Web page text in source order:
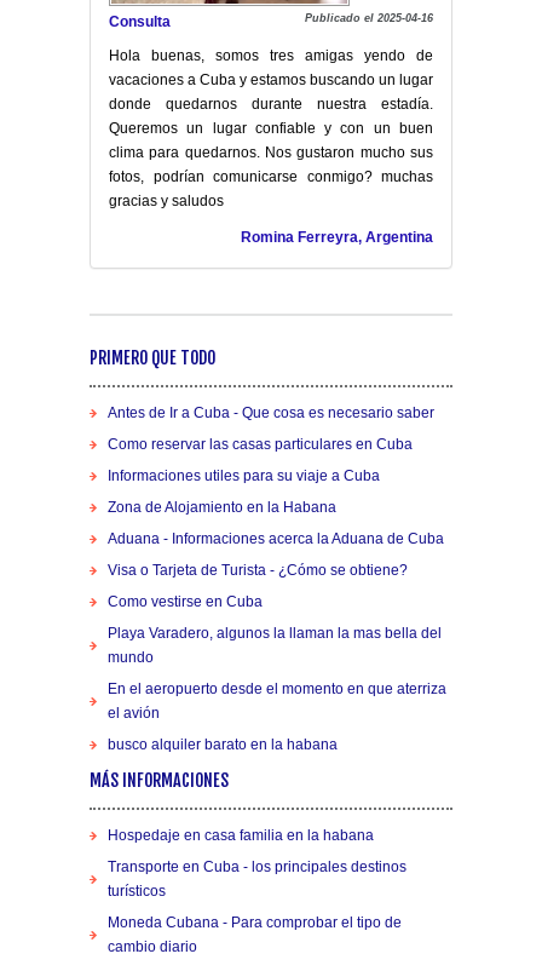
Publicado el 2025-04-16
Consulta
Hola buenas, somos tres amigas yendo de
vacaciones a Cuba y estamos buscando un lugar
donde quedarnos durante nuestra estadía.
Queremos un lugar confiable y con un buen
clima para quedarnos. Nos gustaron mucho sus
fotos, podrían comunicarse conmigo? muchas
gracias y saludos
Romina Ferreyra, Argentina
PRIMERO QUE TODO
Antes de Ir a Cuba - Que cosa es necesario saber
Como reservar las casas particulares en Cuba
Informaciones utiles para su viaje a Cuba
Zona de Alojamiento en la Habana
Aduana - Informaciones acerca la Aduana de Cuba
Visa o Tarjeta de Turista - ¿Cómo se obtiene?
Como vestirse en Cuba
Playa Varadero, algunos la llaman la mas bella del
mundo
En el aeropuerto desde el momento en que aterriza
el avión
busco alquiler barato en la habana
MÁS INFORMACIONES
Hospedaje en casa familia en la habana
Transporte en Cuba - los principales destinos
turísticos
Moneda Cubana - Para comprobar el tipo de
cambio diario